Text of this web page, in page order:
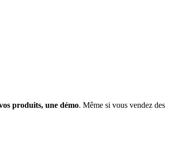
produits, une démo. Même si vous vendez des